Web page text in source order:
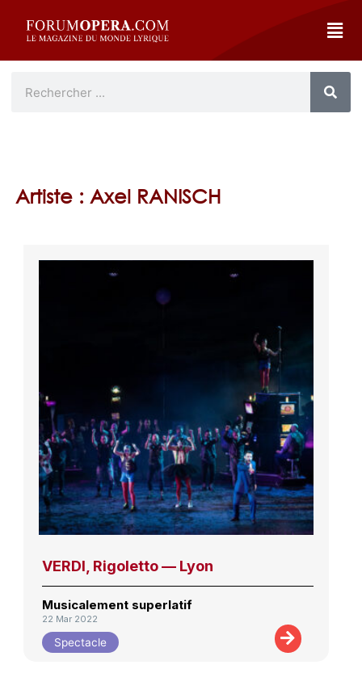
Artiste : Axel RANISCH
VERDI, Rigoletto — Lyon
Musicalement superlatif
22 Mar 2022
Spectacle